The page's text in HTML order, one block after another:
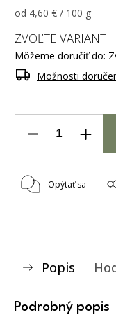
od 4,60 € / 100 g
ZVOĽTE VARIANT
Môžeme doručiť do:
Možnosti
Opýtať sa
Popis
Podrobný popis